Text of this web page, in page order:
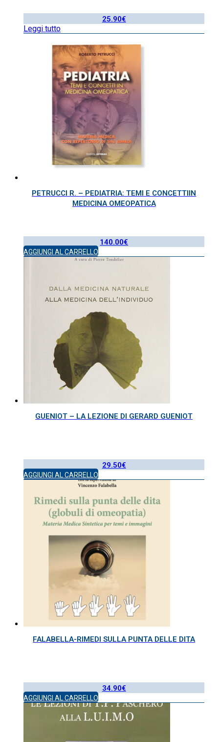
25.90€
Leggi tutto
PETRUCCI R. – PEDIATRIA: TEMI E CONCETTIIN
MEDICINA OMEOPATICA
140.00€
AGGIUNGI AL CARRELLO
GUENIOT – LA LEZIONE DI GERARD GUENIOT
29.50€
AGGIUNGI AL CARRELLO
FALABELLA-RIMEDI SULLA PUNTA DELLE DITA
34.90€
AGGIUNGI AL CARRELLO